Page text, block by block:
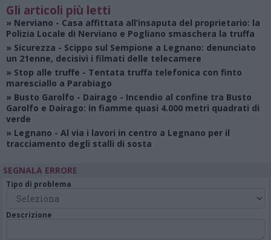
Gli articoli più letti
» Nerviano - Casa affittata all’insaputa del proprietario: la
Polizia Locale di Nerviano e Pogliano smaschera la truffa
» Sicurezza - Scippo sul Sempione a Legnano: denunciato
un 21enne, decisivi i filmati delle telecamere
» Stop alle truffe - Tentata truffa telefonica con finto
maresciallo a Parabiago
» Busto Garolfo - Dairago - Incendio al confine tra Busto
Garolfo e Dairago: in fiamme quasi 4.000 metri quadrati di
verde
» Legnano - Al via i lavori in centro a Legnano per il
tracciamento degli stalli di sosta
SEGNALA ERRORE
Tipo di problema
Descrizione